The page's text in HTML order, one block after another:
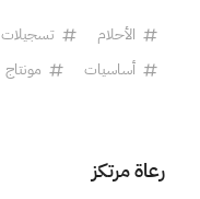
الأحلام تسجيلات
أساسيات
مونتاج
رعاة مرتكز